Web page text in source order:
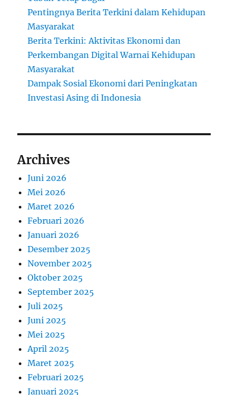
Pentingnya Berita Terkini dalam Kehidupan
Masyarakat
Berita Terkini: Aktivitas Ekonomi dan
Perkembangan Digital Warnai Kehidupan
Masyarakat
Dampak Sosial Ekonomi dari Peningkatan
Investasi Asing di Indonesia
Archives
Juni 2026
Mei 2026
Maret 2026
Februari 2026
Januari 2026
Desember 2025
November 2025
Oktober 2025
September 2025
Juli 2025
Juni 2025
Mei 2025
April 2025
Maret 2025
Februari 2025
Januari 2025